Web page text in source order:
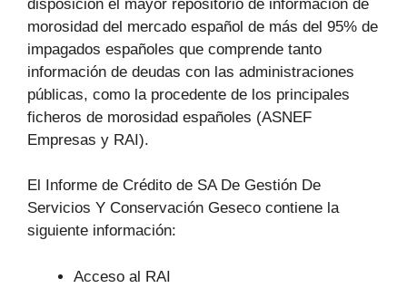
disposición el mayor repositorio de información de
morosidad del mercado español de más del 95% de
impagados españoles que comprende tanto
información de deudas con las administraciones
públicas, como la procedente de los principales
ficheros de morosidad españoles (ASNEF
Empresas y RAI).
El Informe de Crédito de SA De Gestión De
Servicios Y Conservación Geseco contiene la
siguiente información:
Acceso al RAI